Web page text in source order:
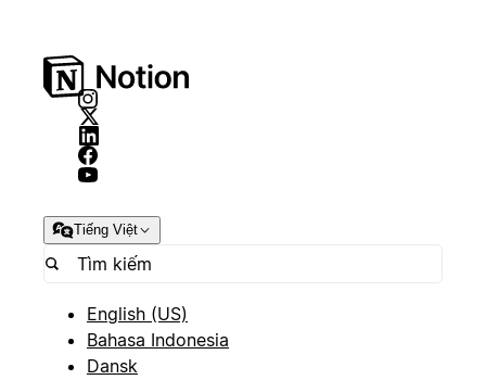
Tiếng Việt
English (US)
Bahasa Indonesia
Dansk